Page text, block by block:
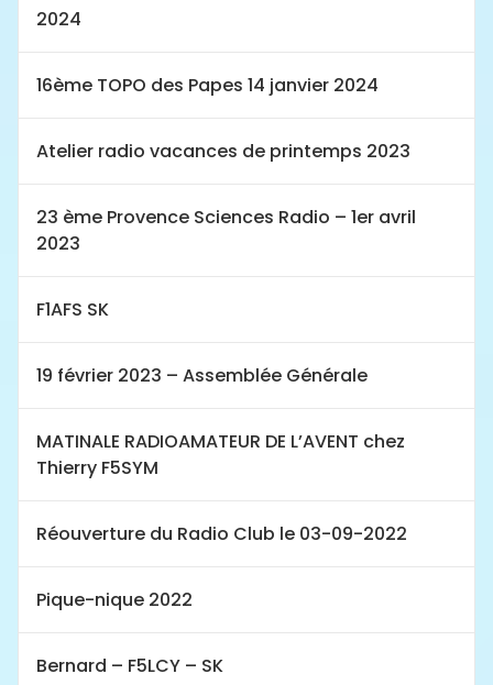
2024
16ème TOPO des Papes 14 janvier 2024
Atelier radio vacances de printemps 2023
23 ème Provence Sciences Radio – 1er avril
2023
F1AFS SK
19 février 2023 – Assemblée Générale
MATINALE RADIOAMATEUR DE L’AVENT chez
Thierry F5SYM
Réouverture du Radio Club le 03-09-2022
Pique-nique 2022
Bernard – F5LCY – SK